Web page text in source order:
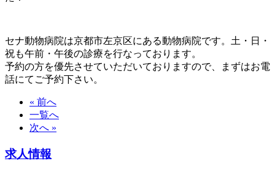
セナ動物病院は京都市左京区にある動物病院です。土・日・
祝も午前・午後の診療を行なっております。
予約の方を優先させていただいておりますので、まずはお電
話にてご予約下さい。
« 前へ
一覧へ
次へ »
求人情報